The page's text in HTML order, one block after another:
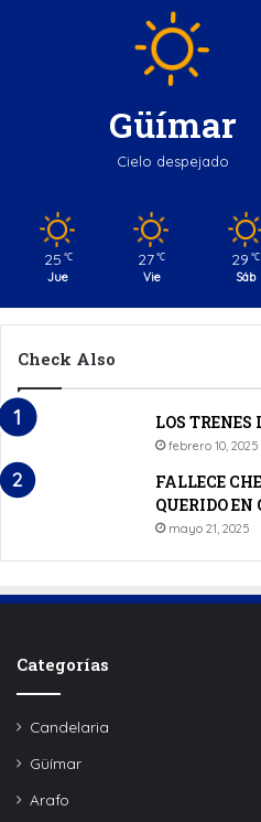
Güímar
Cielo despejado
25 ℃
Jue
27 ℃
Vie
29 ℃
Sáb
Check Also
LOS
febrero 10, 2025
FALLECE
QUERIDO
mayo 21, 2025
Categorías
Candelaria
Güímar
Arafo